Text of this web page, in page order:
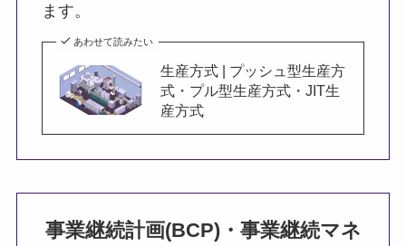
ます。
あわせて読みたい
生産方式 | プッシュ型生産方
式・プル型生産方式・JIT生
産方式
事業継続計画(BCP)・事業継続マネ